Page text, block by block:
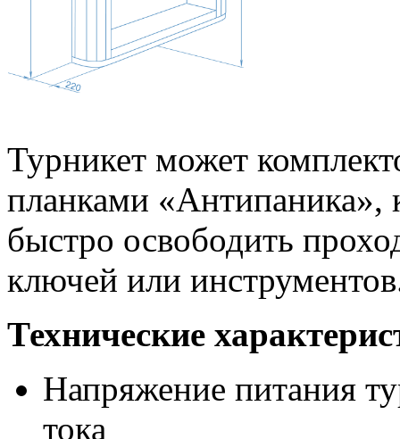
Турникет может
планками «Антипаника»,
быстро освободить
ключей или
Технические
Напряжение питания
тока